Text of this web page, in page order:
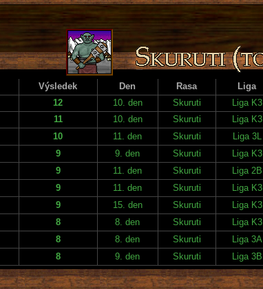
Výsledek Den Rasa Liga
12 10. den Skuruti Liga K3
11 10. den Skuruti Liga K3
10 11. den Skuruti Liga 3L
9 9. den Skuruti Liga K3
9 11. den Skuruti Liga 2B
9 11. den Skuruti Liga K3
9 15. den Skuruti Liga K3
8 8. den Skuruti Liga K3
8 8. den Skuruti Liga 3A
8 9. den Skuruti Liga 3B